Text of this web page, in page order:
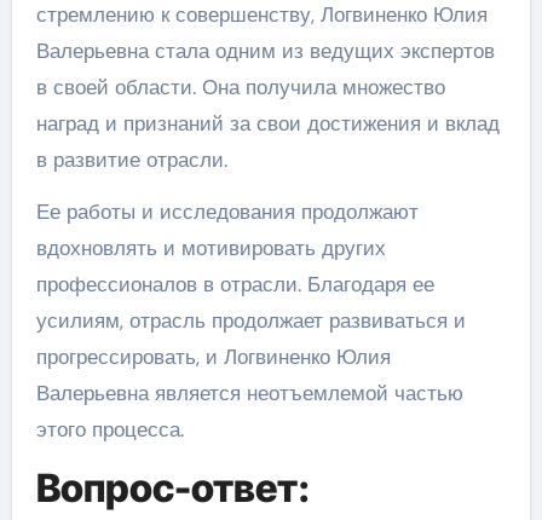
стремлению к совершенству, Логвиненко Юлия
Валерьевна стала одним из ведущих экспертов
в своей области. Она получила множество
наград и признаний за свои достижения и вклад
в развитие отрасли.
Ее работы и исследования продолжают
вдохновлять и мотивировать других
профессионалов в отрасли. Благодаря ее
усилиям, отрасль продолжает развиваться и
прогрессировать, и Логвиненко Юлия
Валерьевна является неотъемлемой частью
этого процесса.
Вопрос-ответ: